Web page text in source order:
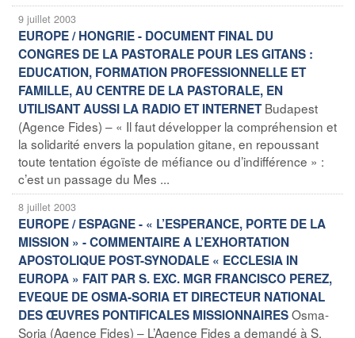
9 juillet 2003
EUROPE / HONGRIE - DOCUMENT FINAL DU
CONGRES DE LA PASTORALE POUR LES GITANS :
EDUCATION, FORMATION PROFESSIONNELLE ET
FAMILLE, AU CENTRE DE LA PASTORALE, EN
UTILISANT AUSSI LA RADIO ET INTERNET Budapest
(Agence Fides) – « Il faut développer la compréhension et
la solidarité envers la population gitane, en repoussant
toute tentation égoïste de méfiance ou d’indifférence » :
c’est un passage du Mes ...
8 juillet 2003
EUROPE / ESPAGNE - « L’ESPERANCE, PORTE DE LA
MISSION » - COMMENTAIRE A L’EXHORTATION
APOSTOLIQUE POST-SYNODALE « ECCLESIA IN
EUROPA » FAIT PAR S. EXC. MGR FRANCISCO PEREZ,
EVEQUE DE OSMA-SORIA ET DIRECTEUR NATIONAL
DES ŒUVRES PONTIFICALES MISSIONNAIRESOsma-
Soria (Agence Fides) – L’Agence Fides a demandé à S.